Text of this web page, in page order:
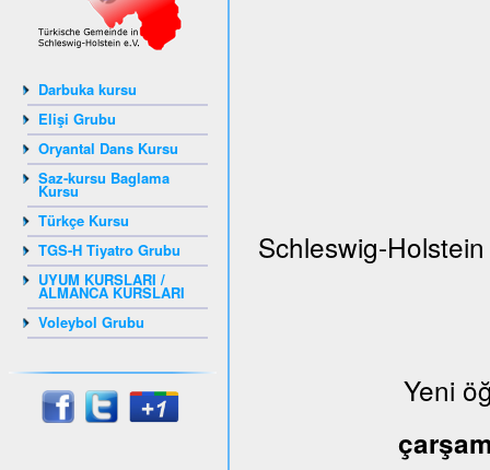
Darbuka kursu
Elişi Grubu
Oryantal Dans Kursu
Saz-kursu Baglama
Kursu
Türkçe Kursu
TGS-H Tiyatro Grubu
UYUM KURSLARI /
ALMANCA KURSLARI
Voleybol Grubu
Schleswig-
Yeni